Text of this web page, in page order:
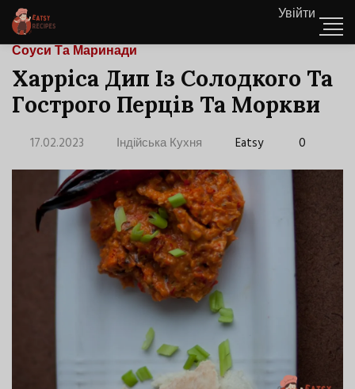
Увійти
Соуси Та Маринади
Харріса Дип Із Солодкого Та
Гострого Перців Та Моркви
17.02.2023 Індійська Кухня Eatsy 0